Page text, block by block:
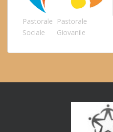
Pastorale
Sociale
Pastorale
Giovanile